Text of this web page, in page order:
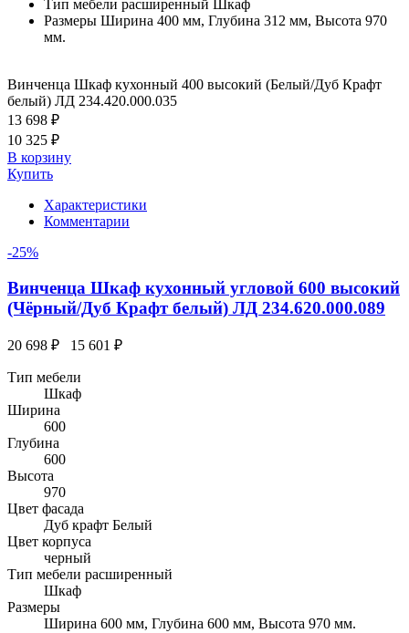
Тип мебели расширенный
Шкаф
Размеры Ширина 400 мм, Глубина 312 мм, Высота 970
мм.
Винченца Шкаф кухонный 400 высокий (Белый/Дуб Крафт
белый) ЛД 234.420.000.035
13 698 ₽
10 325 ₽
В корзину
Купить
Характеристики
Комментарии
-25%
Винченца Шкаф кухонный угловой 600 высокий
(Чёрный/Дуб Крафт белый) ЛД 234.620.000.089
20 698 ₽ 15 601 ₽
Тип мебели
Шкаф
Ширина
600
Глубина
600
Высота
970
Цвет фасада
Дуб крафт Белый
Цвет корпуса
черный
Тип мебели расширенный
Шкаф
Размеры
Ширина 600 мм, Глубина 600 мм, Высота 970 мм.